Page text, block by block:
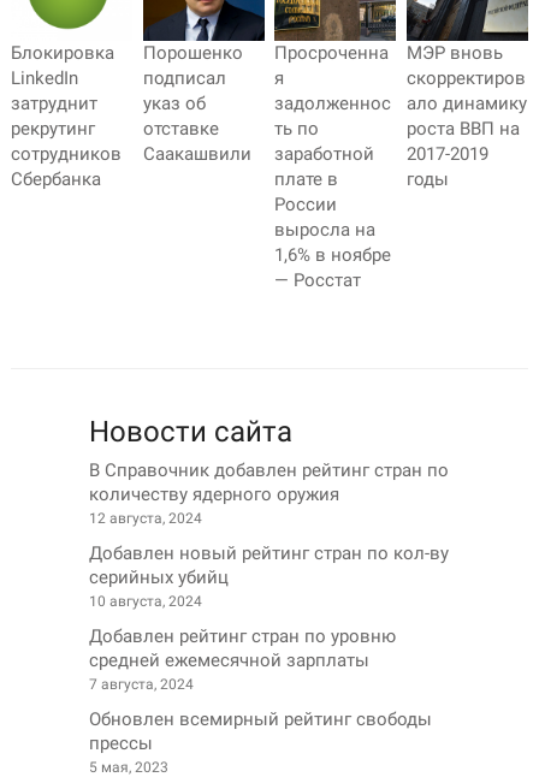
Блокировка
LinkedIn
затруднит
рекрутинг
сотрудников
Сбербанка
Порошенко
подписал
указ об
отставке
Саакашвили
Просроченна
я
задолженнос
ть по
заработной
плате в
России
выросла на
1,6% в ноябре
— Росстат
МЭР вновь
скорректиров
ало динамику
роста ВВП на
2017-2019
годы
Новости сайта
В Справочник добавлен рейтинг стран по
количеству ядерного оружия
12 августа, 2024
Добавлен новый рейтинг стран по кол-ву
серийных убийц
10 августа, 2024
Добавлен рейтинг стран по уровню
средней ежемесячной зарплаты
7 августа, 2024
Обновлен всемирный рейтинг свободы
прессы
5 мая, 2023